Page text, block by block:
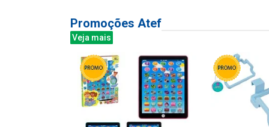
Promoções Atef
Veja mais